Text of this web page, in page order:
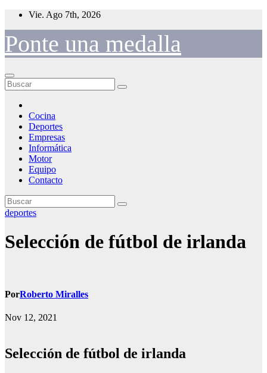
Saltar
contenido
Vie. Ago 7th, 2026
Ponte una medalla
Cocina
Deportes
Empresas
Informática
Motor
Equipo
Contacto
deportes
Selección de fútbol de irlanda
PorRoberto Miralles
Nov 12, 2021
Selección de fútbol de irlanda